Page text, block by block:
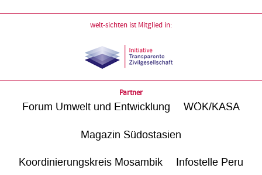
welt-sichten ist Mitglied in:
Partner
Forum Umwelt und Entwicklung WÖK/KASA
Magazin Südostasien
Koordinierungskreis Mosambik Infostelle Peru